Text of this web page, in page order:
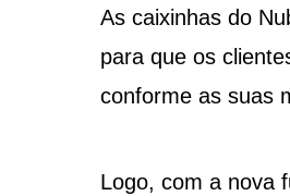
As caixinhas do
para que os
conforme as suas
Logo, com a nova